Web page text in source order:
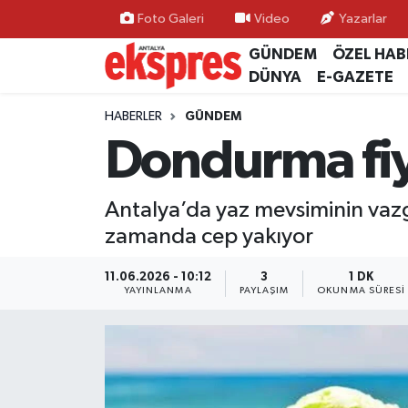
Foto Galeri Video Yazarlar
GÜNDEM ÖZEL
DÜNYA
E-GAZETE
HABERLER GÜNDEM
Dondurma
Antalya’da yaz mevsiminin
zamanda cep yakıyor
11.06.2026 - 10:12
YAYINLANMA
3
PAYLAŞIM
1 DK
OKUNMA SÜRESI
ÖZEL HABER
GÜNDEM
YEREL GÜNDEM
EKONOMİ
Nöbetçi Eczaneler
Hava Durumu
Trafik Durumu
Süper Lig Puan Durumu ve Fikstür